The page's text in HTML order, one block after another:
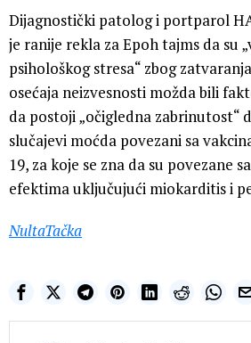
Dijagnostički patolog i portparol
je ranije rekla za Epoh tajms da su
psihološkog stresa“ zbog
osećaja neizvesnosti možda bili
da postoji „očigledna zabrinutost“
slučajevi moćda povezani sa
19, za koje se zna da su povezane
efektima uključujući miokarditis i
NultaTačka